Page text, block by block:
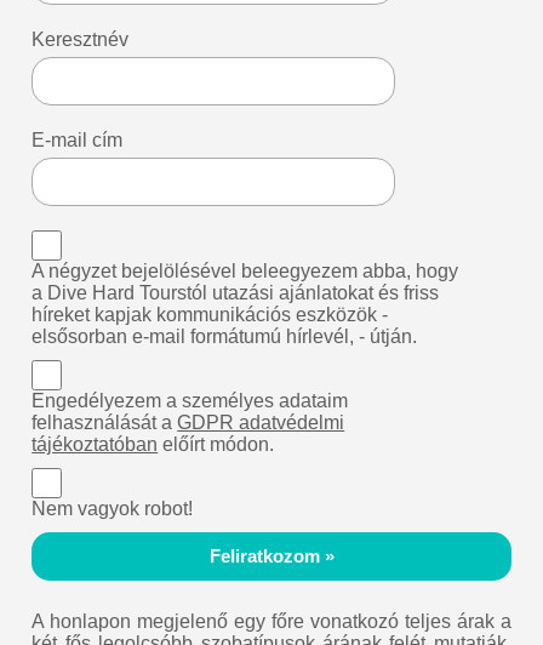
Keresztnév
E-mail cím
A négyzet bejelölésével beleegyezem abba, hogy
a Dive Hard Tourstól utazási ajánlatokat és friss
híreket kapjak kommunikációs eszközök -
elsősorban e-mail formátumú hírlevél, - útján.
Engedélyezem a személyes adataim
felhasználását aGDPR adatvédelmi
tájékoztatóban előírt módon.
Nem vagyok robot!
Feliratkozom »
A honlapon megjelenő egy főre vonatkozó teljes árak a